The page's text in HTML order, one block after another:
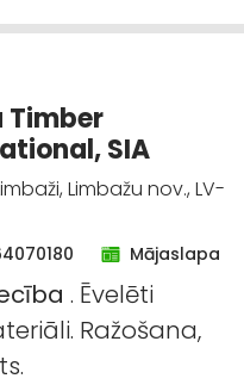
Timber
SIA
Limbažu nov., LV-
Mājaslapa
. Ēvelēti
Ražošana,